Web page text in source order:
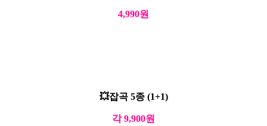
4,990원
💥잡곡 5종 (1+1)
각 9,900원